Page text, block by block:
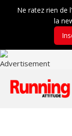
Ne ratez rien de
la